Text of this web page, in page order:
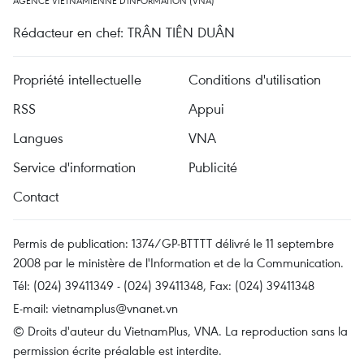
Rédacteur en chef: TRÂN TIÊN DUÂN
Propriété intellectuelle
Conditions d'utilisation
RSS
Appui
Langues
VNA
Service d'information
Publicité
Contact
Permis de publication: 1374/GP-BTTTT délivré le 11 septembre
2008 par le ministère de l'Information et de la Communication.
Tél: (024) 39411349 - (024) 39411348, Fax: (024) 39411348
E-mail: vietnamplus@vnanet.vn
© Droits d'auteur du VietnamPlus, VNA. La reproduction sans la
permission écrite préalable est interdite.